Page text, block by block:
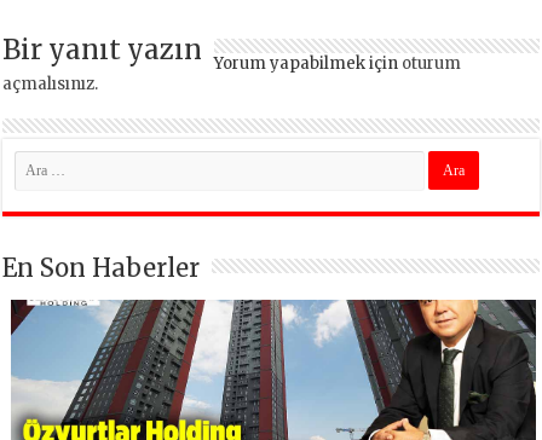
Bir yanıt yazın Yorum yapabilmek için oturum
açmalısınız.
En Son Haberler